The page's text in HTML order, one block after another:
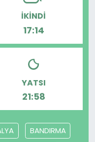
İKINDI
17:14
YATSI
21:58
BANDIRMA